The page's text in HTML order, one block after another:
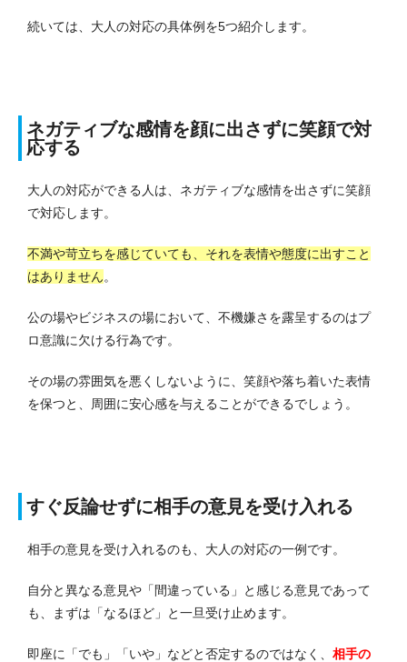
続いては、大人の対応の具体例を5つ紹介します。
ネガティブな感情を顔に出さずに笑顔で対
応する
大人の対応ができる人は、ネガティブな感情を出さずに笑顔
で対応します。
不満や苛立ちを感じていても、それを表情や態度に出すこと
はありません。
公の場やビジネスの場において、不機嫌さを露呈するのはプ
ロ意識に欠ける行為です。
その場の雰囲気を悪くしないように、笑顔や落ち着いた表情
を保つと、周囲に安心感を与えることができるでしょう。
すぐ反論せずに相手の意見を受け入れる
相手の意見を受け入れるのも、大人の対応の一例です。
自分と異なる意見や「間違っている」と感じる意見であって
も、まずは「なるほど」と一旦受け止めます。
即座に「でも」「いや」などと否定するのではなく、 相手の